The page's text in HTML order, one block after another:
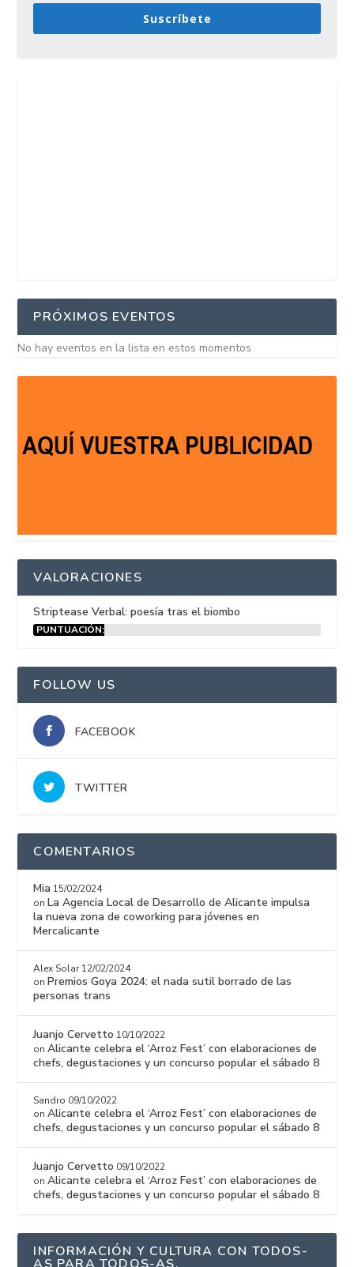
Suscríbete
PRÓXIMOS EVENTOS
No hay eventos en la lista en estos momentos
VALORACIONES
Striptease Verbal: poesía tras el biombo
PUNTUACIÓN:
FOLLOW US
FACEBOOK
TWITTER
COMENTARIOS
Mia 15/02/2024
on La Agencia Local de Desarrollo de Alicante impulsa
la nueva zona de coworking para jóvenes en
Mercalicante
Alex Solar 12/02/2024
on Premios Goya 2024: el nada sutil borrado de las
personas trans
Juanjo Cervetto 10/10/2022
onAlicante celebra el ‘Arroz Fest’ con elaboraciones de
chefs, degustaciones y un concurso popular el sábado 8
Sandro 09/10/2022
onAlicante celebra el ‘Arroz Fest’ con elaboraciones de
chefs, degustaciones y un concurso popular el sábado 8
Juanjo Cervetto 09/10/2022
onAlicante celebra el ‘Arroz Fest’ con elaboraciones de
chefs, degustaciones y un concurso popular el sábado 8
INFORMACIÓN Y CULTURA CON TODOS-